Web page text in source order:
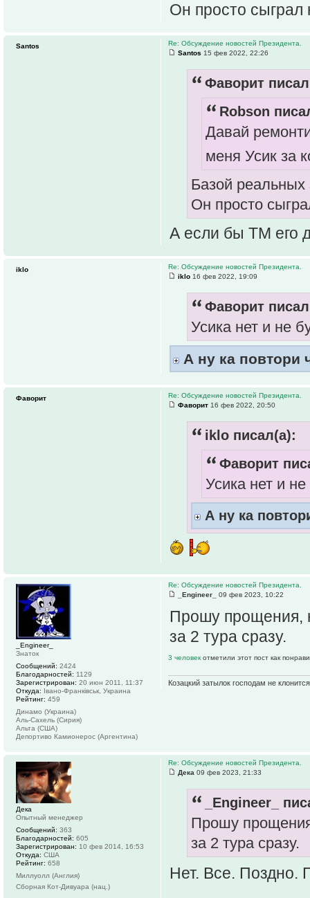
Он просто сыграл
Re: Обсуждение новостей Президента.
Santos 15 фев 2022, 22:26
Фаворит
Robson
Давай
меня Усик за
Базой
Он просто
А если бы ТМ его
Santos
Re: Обсуждение новостей Президента.
iklo 16 фев 2022, 19:09
Фаворит
Усика нет и не
А ну ка повтори
iklo
Re: Обсуждение новостей Президента.
Фаворит 16 фев 2022, 20:50
iklo писал(а):
Фаворит
Усика нет и
А ну ка
Фаворит
Re: Обсуждение новостей Президента.
_Engineer_
09 фев 2023, 10:22
Прошу прощения,
за 2 тура сразу.
3 человек отметили этот пост как
Козацкий затылок господам не
_Engineer_
Знаток
Сообщений: 2424
Благодарностей: 1129
Зарегистрирован: 20 июн 2011, 11:37
Откуда: Івано-Франківськ, Украина
Рейтинг: 459
Динамо (Украина)
Аль-Сахель (Сирия)
Альта (США)
Депортиво Камионерос (Аргентина)
Re: Обсуждение новостей Президента.
Дека 09 фев 2023, 21:33
_Engineer_
Прошу
за 2 тура сразу.
Нет. Все. Поздно.
Дека
Опытный менеджер
Сообщений: 363
Благодарностей: 605
Зарегистрирован: 10 фев 2014, 16:53
Откуда: США
Рейтинг: 658
Миллуолл (Англия)
Сборная Кот-Дивуара (нац.)